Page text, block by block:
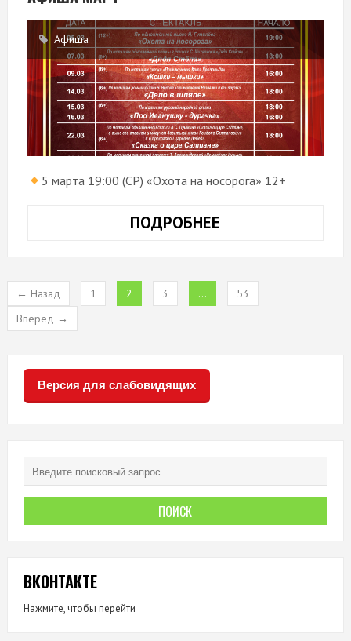
Афиша
5 марта 19:00 (СР) «Охота на носорога» 12+
ПОДРОБНЕЕ
← Назад 1 2 3 …
53
Вперед →
Версия для слабовидящих
ВКОНТАКТЕ
Нажмите, чтобы перейти